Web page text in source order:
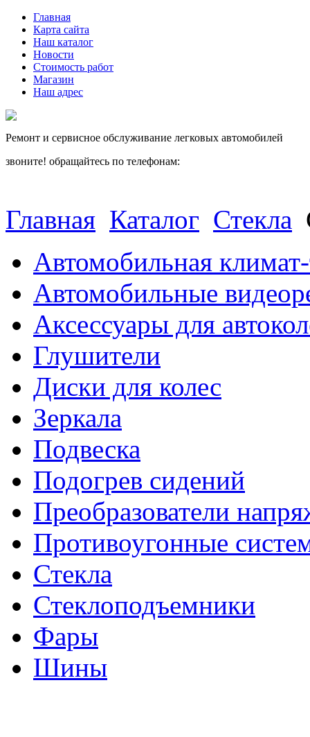
Главная
Карта сайта
Наш каталог
Новости
Стоимость работ
Магазин
Наш адрес
Ремонт и сервисное обслуживание легковых автомобилей
звоните! обращайтесь по телефонам:
Главная Каталог Стекла
Автомобильная
Автомобильные
Аксессуары для
Глушители
Диски для колес
Зеркала
Подвеска
Подогрев сидений
Преобразователи
Противоугонные
Стекла
Стеклоподъемники
Фары
Шины